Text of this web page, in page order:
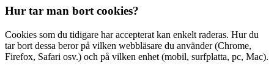
Hur tar man bort cookies?
Cookies som du tidigare har accepterat kan enkelt raderas. Hur du
tar bort dessa beror på vilken webbläsare du använder (Chrome,
Firefox, Safari osv.) och på vilken enhet (mobil, surfplatta, pc, Mac).